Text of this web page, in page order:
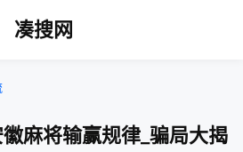
凑搜网
麻将输赢规律_骗局大揭